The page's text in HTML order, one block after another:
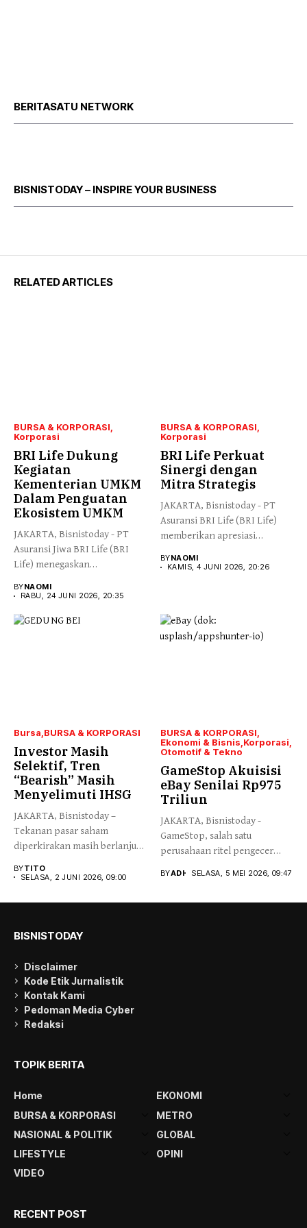
BERITASATU NETWORK
BISNISTODAY – INSPIRE YOUR BUSINESS
RELATED ARTICLES
BURSA & KORPORASI
Korporasi
BRI Life Dukung
Kegiatan
Kementerian UMKM
Dalam Penguatan
Ekosistem UMKM
JAKARTA, Bisnistoday - PT
Asuransi Jiwa BRI Life (BRI
Life) menegaskan
BYNAOMI
RABU, 24 JUNI 2026, 20:35
BURSA & KORPORASI
Korporasi
BRI Life Perkuat
Sinergi dengan
Mitra Strategis
JAKARTA, Bisnistoday - PT
Asuransi BRI Life (BRI Life)
memberikan apresiasi
BYNAOMI
KAMIS, 4 JUNI 2026, 20:26
Bursa BURSA & KORPORASI
Investor Masih
Selektif, Tren
“Bearish” Masih
Menyelimuti IHSG
JAKARTA, Bisnistoday –
Tekanan pasar saham
diperkirakan masih berlanjut
BYTITO
SELASA, 2 JUNI 2026, 09:00
BURSA & KORPORASI
Ekonomi & Bisnis Korporasi
Otomotif & Tekno
GameStop Akuisisi
eBay Senilai Rp975
Triliun
JAKARTA, Bisnistoday -
GameStop, salah satu
perusahaan ritel pengecer
BYADI SELASA, 5 MEI 2026, 09:47
BISNISTODAY
Disclaimer
Kode Etik Jurnalistik
Kontak Kami
Pedoman Media Cyber
Redaksi
TOPIK BERITA
Home
EKONOMI
BURSA & KORPORASI
METRO
NASIONAL & POLITIK
GLOBAL
LIFESTYLE
OPINI
VIDEO
RECENT POST